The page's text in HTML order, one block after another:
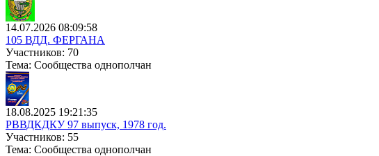
14.07.2026 08:09:58
105 ВДД. ФЕРГАНА
Участников: 70
Тема: Сообщества однополчан
18.08.2025 19:21:35
РВВДКДКУ 97 выпуск, 1978 год.
Участников: 55
Тема: Сообщества однополчан